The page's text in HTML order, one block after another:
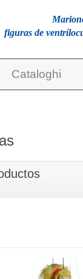
Cataloghi
figuras de